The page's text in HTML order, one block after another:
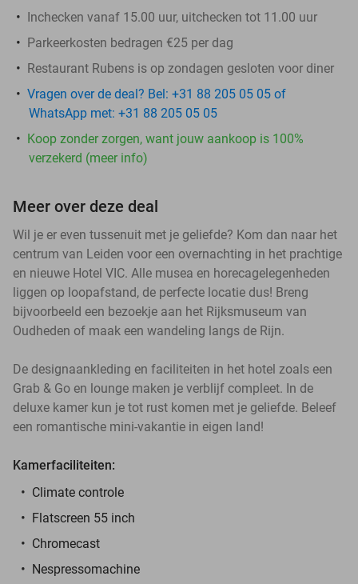
Inchecken vanaf 15.00 uur, uitchecken tot 11.00 uur
Parkeerkosten bedragen €25 per dag
Restaurant Rubens is op zondagen gesloten voor diner
Vragen over de deal? Bel: +31 88 205 05 05 of
WhatsApp met: +31 88 205 05 05
Koop zonder zorgen, want jouw aankoop is 100%
verzekerd (meer info)
Meer over deze deal
Wil je er even tussenuit met je geliefde? Kom dan naar het
centrum van Leiden voor een overnachting in het prachtige
en nieuwe Hotel VIC. Alle musea en horecagelegenheden
liggen op loopafstand, de perfecte locatie dus! Breng
bijvoorbeeld een bezoekje aan het Rijksmuseum van
Oudheden of maak een wandeling langs de Rijn.
De designaankleding en faciliteiten in het hotel zoals een
Grab & Go en lounge maken je verblijf compleet. In de
deluxe kamer kun je tot rust komen met je geliefde. Beleef
een romantische mini-vakantie in eigen land!
Kamerfaciliteiten:
Climate controle
Flatscreen 55 inch
Chromecast
Nespressomachine